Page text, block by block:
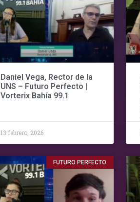
Daniel Vega, Rector de la
UNS – Futuro Perfecto |
Vorterix Bahía 99.1
13 febrero, 2026
FUTURO PERFECTO